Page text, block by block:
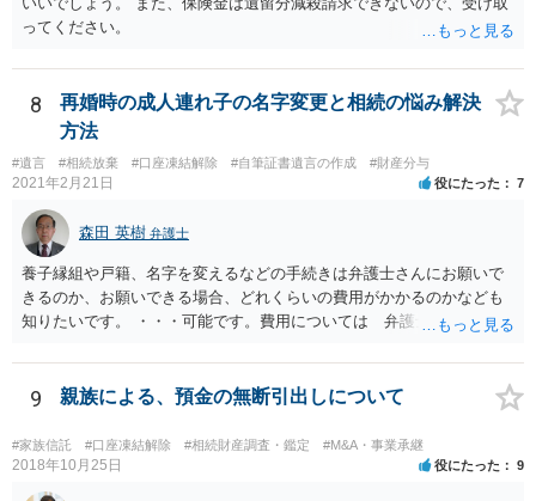
ってください。
8
再婚時の成人連れ子の名字変更と相続の悩み解決
方法
#遺言 #相続放棄 #口座凍結解除 #自筆証書遺言の作成 #財産分与
2021年2月21日 役にたった 7
森田 英樹 弁護士
養子縁組や戸籍、名字を変えるなどの手続きは弁護士さんにお願いで
きるのか、お願いできる場合、どれくらいの費用がかかるのかなども
知りたいです。 ・・・可能です。費用については 弁護士と直接面談
ています。 やはり、成人した子のことまでごちゃごちゃ考えず、自分
の事だけ考えるべきなのでしょうか ・・・お子さんの事をまで含め良
い解決案があればお悩みになるのは当然と言えば当然のことです。 彼
と親子関係を結びたいと思っているが、名字は変えたくない・・・養
子縁組の必要があり 氏も変更することになります。 しかし 彼は成人
しているとは言え、自分の子と私の連れ子、全て平等にしたいと希
9 親族による、預金の無断引出しについて
#家族信託 #口座凍結解除 #相続財産調査・鑑定 #M&A・事業承継
2018年10月25日 役にたった 9